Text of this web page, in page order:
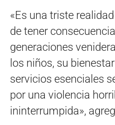
«Es una triste
de tener
generaciones
los niños, su
servicios esenciales
por una violencia
ininterrumpida»,